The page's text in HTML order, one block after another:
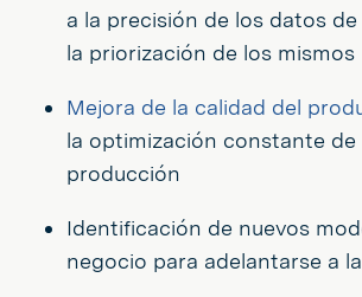
a la precisión de los datos
la priorización de los mismos
Mejora de la calidad del
la optimización constante de
producción
Identificación de nuevos
negocio para adelantarse a